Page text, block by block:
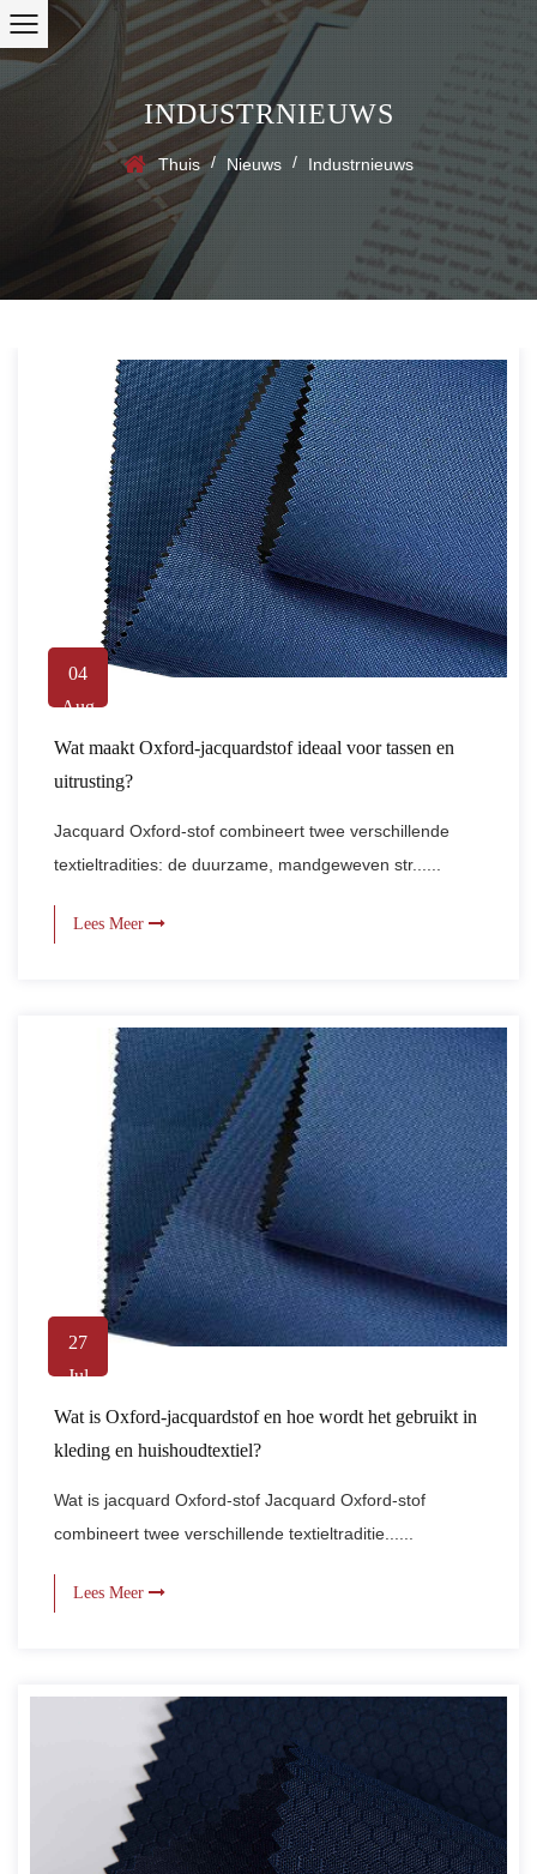
INDUSTRNIEUWS
Thuis / Nieuws / Industrnieuws
04
Aug
Wat maakt Oxford-jacquardstof ideaal voor tassen en
uitrusting?
Jacquard Oxford-stof combineert twee verschillende
textieltradities: de duurzame, mandgeweven str......
Lees Meer
27
Jul
Wat is Oxford-jacquardstof en hoe wordt het gebruikt in
kleding en huishoudtextiel?
Wat is jacquard Oxford-stof Jacquard Oxford-stof
combineert twee verschillende textieltraditie......
Lees Meer